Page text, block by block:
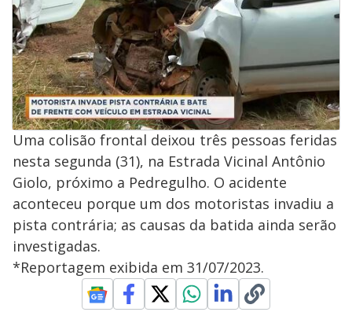
Uma colisão frontal deixou três pessoas feridas
nesta segunda (31), na Estrada Vicinal Antônio
Giolo, próximo a Pedregulho. O acidente
aconteceu porque um dos motoristas invadiu a
pista contrária; as causas da batida ainda serão
investigadas.
*Reportagem exibida em 31/07/2023.